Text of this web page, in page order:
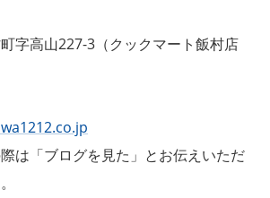
字高山227-3（クックマート飯村店
は「ブログを見た」とお伝えいただ